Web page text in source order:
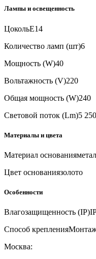
Лампы и освещенность
ЦокольE14
Количество ламп (шт)6
Мощность (W)40
Вольтажность (V)220
Общая мощность (W)240
Световой поток (Lm)5 250
Материалы и цвета
Материал основания
Цвет основаниязолото
Особенности
Влагозащищенность (IP)
Способ крепления
Москва: